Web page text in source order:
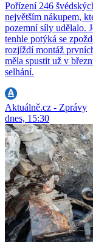
Pořízení 246
největším nákupem,
pozemní síly udělalo.
tenhle potýká se
rozjíždí montáž
měla spustit už v
selhání.
Aktuálně.cz - Zprávy
dnes, 15:30